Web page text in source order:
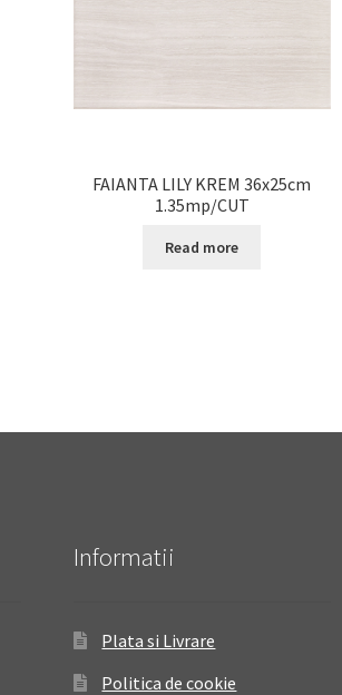
FAIANTA LILY KREM 36x25cm
1.35mp/CUT
Read more
Informatii
Plata si Livrare
Politica de cookie